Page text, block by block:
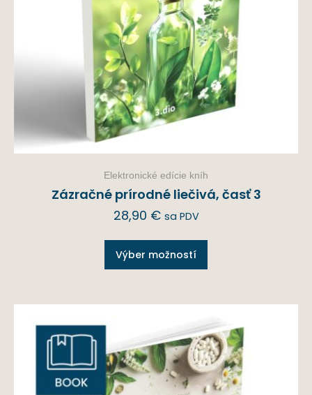
Elektronické edície kníh
Zázračné prírodné liečivá, časť 3
28,90 € sa PDV
Výber možností